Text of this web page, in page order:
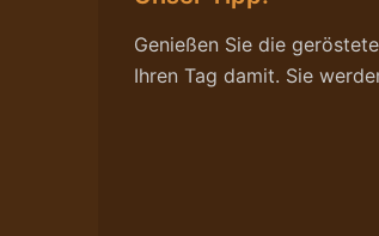
Genießen Sie die
Ihren Tag damit. Sie